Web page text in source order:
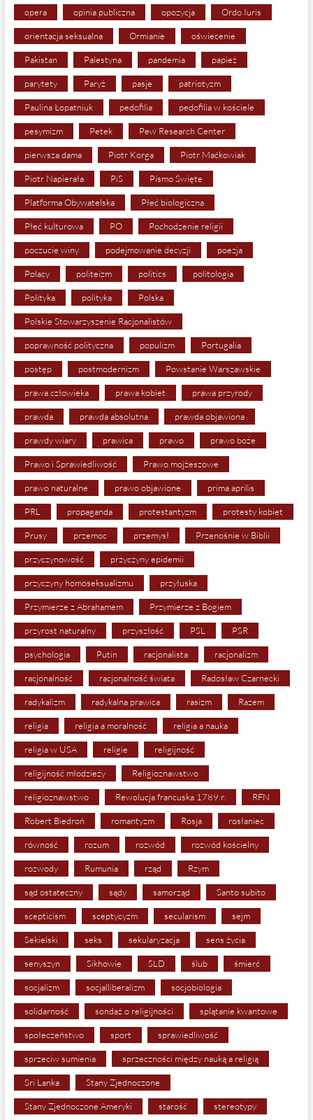
opera opinia publiczna opozycja Ordo Iuris
orientacja seksualna Ormianie oświecenie
Pakistan Palestyna pandemia papież
parytety Paryż pasje patriotyzm
Paulina Łopatniuk pedofilia pedofilia w kościele
pesymizm Petek Pew Research Center
pierwsza dama Piotr Korga Piotr Maćkowiak
Piotr Napierała PiS Pismo Święte
Platforma Obywatelska Płeć biologiczna
Płeć kulturowa PO Pochodzenie religii
poczucie winy podejmowanie decyzji poezja
Polacy politeizm politics politologia
Polityka polityka Polska
Polskie Stowarzyszenie Racjonalistów
poprawność polityczna populizm Portugalia
postęp postmodernizm Powstanie Warszawskie
prawa człowieka prawa kobiet prawa przyrody
prawda prawda absolutna prawda objawiona
prawdy wiary prawica prawo prawo boże
Prawo i Sprawiedliwość Prawo mojżeszowe
prawo naturalne prawo objawione prima aprilis
PRL propaganda protestantyzm protesty kobiet
Prusy przemoc przemysł Przenośnie w Biblii
przyczynowość przyczyny epidemii
przyczyny homoseksualizmu przyłuska
Przymierze z Abrahamem Przymierze z Bogiem
przyrost naturalny przyszłość PSL PSR
psychologia Putin racjonalista racjonalizm
racjonalność racjonalność świata Radosław Czarnecki
radykalizm radykalna prawica rasizm Razem
religia religia a moralność religia a nauka
religia w USA religie religijność
religijność młodzieży Religioznawstwo
religioznawstwo Rewolucja francuska 1789 r. RFN
Robert Biedroń romantyzm Rosja rosłaniec
równość rozum rozwód rozwód kościelny
rozwody Rumunia rząd Rzym
sąd ostateczny sądy samorząd Santo subito
scepticism sceptycyzm secularism sejm
Sekielski seks sekularyzacja sens życia
senyszyn Sikhowie SLD ślub śmierć
socjalizm socjalliberalizm socjobiologia
solidarność sondaż o religijności splątanie kwantowe
społeczeństwo sport sprawiedliwość
sprzeciw sumienia sprzeczności między nauką a religią
Sri Lanka Stany Zjednoczone
Stany Zjednoczone Ameryki starość stereotypy